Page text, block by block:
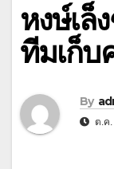
หงษ์เล็
ทีมเก็
By
ต.ค.